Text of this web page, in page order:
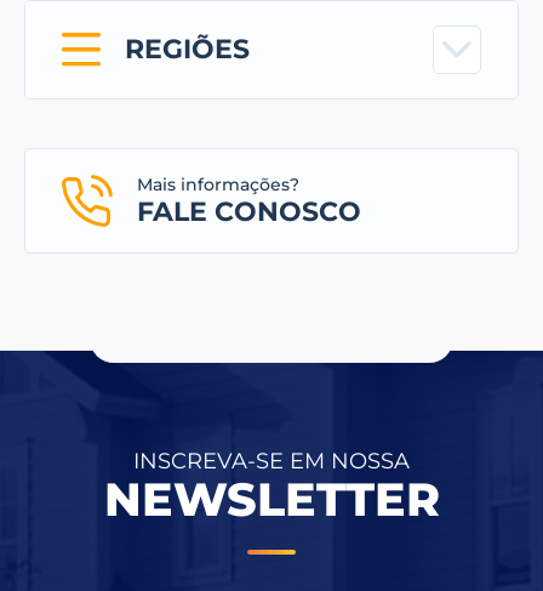
REGIÕES
Mais informações?
FALE CONOSCO
INSCREVA-SE EM NOSSA
NEWSLETTER